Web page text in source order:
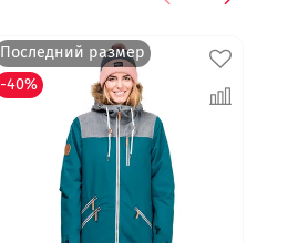
Последний размер
-40%